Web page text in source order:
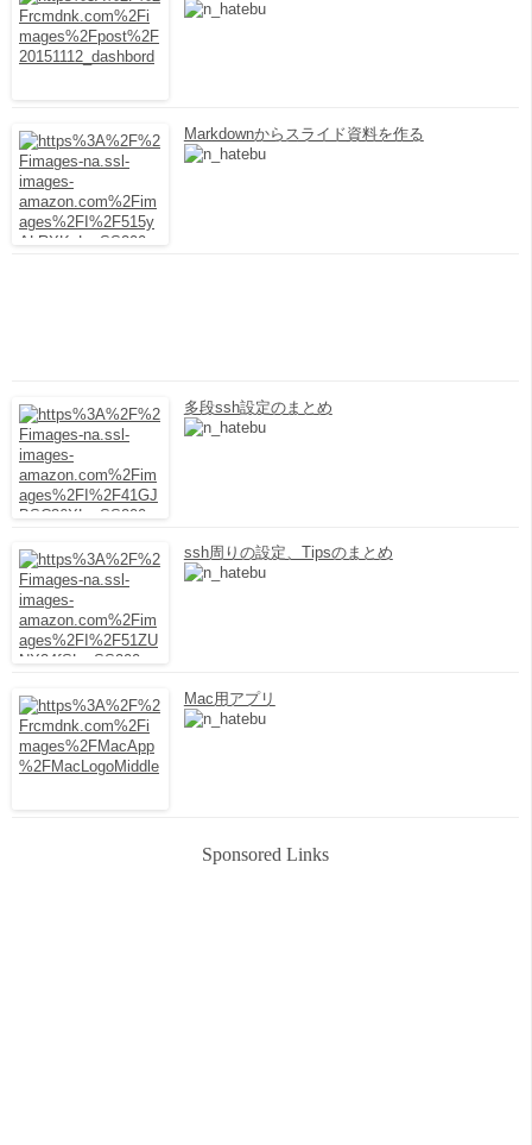
Markdownからスライド資料を作る
多段ssh設定のまとめ
ssh周りの設定、Tipsのまとめ
Mac用アプリ
Sponsored Links